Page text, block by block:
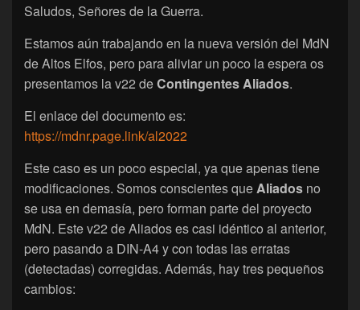
Saludos, Señores de la Guerra.
Estamos aún trabajando en la nueva versión del MdN
de Altos Elfos, pero para aliviar un poco la espera os
presentamos la v22 deContingentes Aliados.
El enlace del documento es:
https://mdnr.page.link/al2022
Este caso es un poco especial, ya que apenas tiene
modificaciones. Somos conscientes que Aliados no
se usa en demasía, pero forman parte del proyecto
MdN. Este v22 de Aliados es casi idéntico al anterior,
pero pasando a DIN-A4 y con todas las erratas
(detectadas) corregidas. Además, hay tres pequeños
cambios: